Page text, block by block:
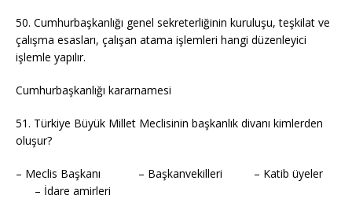
50. Cumhurbaşkanlığı genel sekreterliğinin kuruluşu, teşkilat ve
çalışma esasları, çalışan atama işlemleri hangi düzenleyici
işlemle yapılır.
Cumhurbaşkanlığı kararnamesi
51. Türkiye Büyük Millet Meclisinin başkanlık divanı kimlerden
oluşur?
– Meclis Başkanı – Başkanvekilleri – Katib üyeler
– İdare amirleri